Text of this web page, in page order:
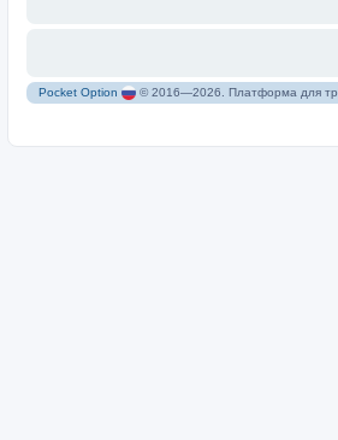
Pocket Option © 2016—2026. Платформа для